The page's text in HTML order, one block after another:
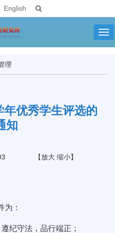
English
理
年优秀学生评选的
知
【放大 缩小】
为：
纪守法，品行端正；